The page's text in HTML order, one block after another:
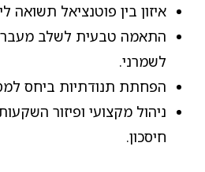
איזון בין פוטנציאל תשואה
התאמה טבעית לשלב מעבר
לשמרני.
הפחתת תנודתיות ביחס
ניהול מקצועי ופיזור
חיסכון.